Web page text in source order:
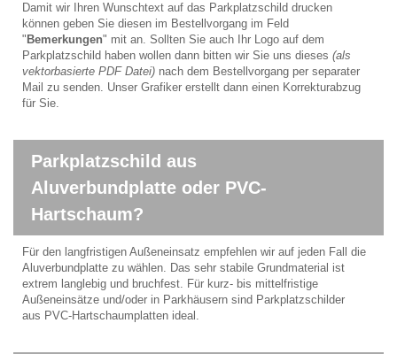
Damit wir Ihren Wunschtext auf das Parkplatzschild drucken
können geben Sie diesen im Bestellvorgang im Feld
" Bemerkungen" mit an. Sollten Sie auch Ihr Logo auf dem
Parkplatzschild haben wollen dann bitten wir Sie uns dieses (als
vektorbasierte PDF Datei) nach dem Bestellvorgang per separater
Mail zu senden. Unser Grafiker erstellt dann einen Korrekturabzug
für Sie.
Parkplatzschild aus
Aluverbundplatte oder PVC-
Hartschaum?
Für den langfristigen Außeneinsatz empfehlen wir auf jeden Fall die
Aluverbundplatte zu wählen. Das sehr stabile Grundmaterial ist
extrem langlebig und bruchfest. Für kurz- bis mittelfristige
Außeneinsätze und/oder in Parkhäusern sind Parkplatzschilder
aus PVC-Hartschaumplatten ideal.